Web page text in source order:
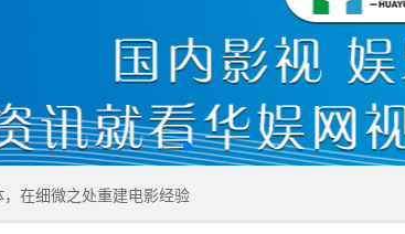
在细微之处重建电影经验